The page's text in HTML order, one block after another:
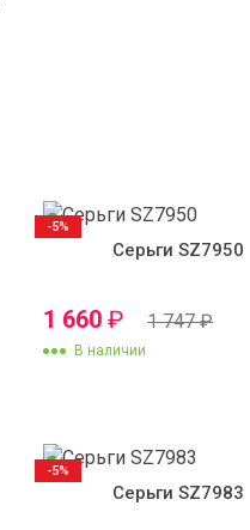
Серьги SZ7950
1 660 ₽ 1 747₽
В наличии
-5%
Серьги SZ7983
-5%